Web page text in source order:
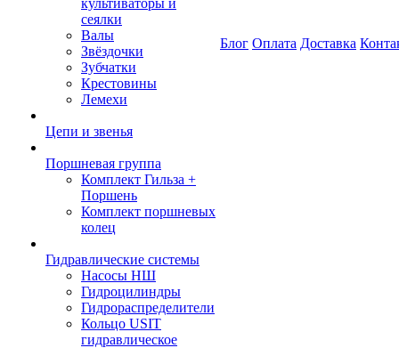
культиваторы и
сеялки
Валы
Звёздочки
Зубчатки
Крестовины
Лемехи
Цепи и звенья
Поршневая группа
Комплект Гильза +
Поршень
Комплект поршневых
колец
Гидравлические системы
Насосы НШ
Гидроцилиндры
Гидрораспределители
Кольцо USIT
гидравлическое
Блог Оплата Доставка